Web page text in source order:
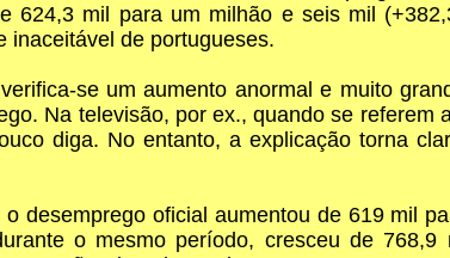
624,3 mil para um milhão e seis mil
inaceitável de portugueses.
se um aumento anormal e muito
Na televisão, por ex., quando se
diga. No entanto, a explicação torna
o desemprego oficial aumentou de 619 mil
o mesmo período, cresceu de